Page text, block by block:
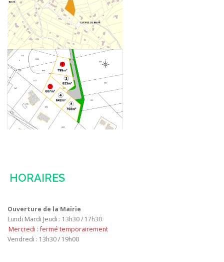
HORAIRES
Ouverture de la Mairie
Lundi Mardi Jeudi : 13h30 / 17h30
Mercredi : fermé temporairement
Vendredi : 13h30 / 19h00